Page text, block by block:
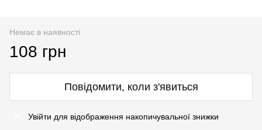
Немає в наявності
108 грн
Повідомити, коли з'явиться
Увійти для відображення накопичувальної знижки